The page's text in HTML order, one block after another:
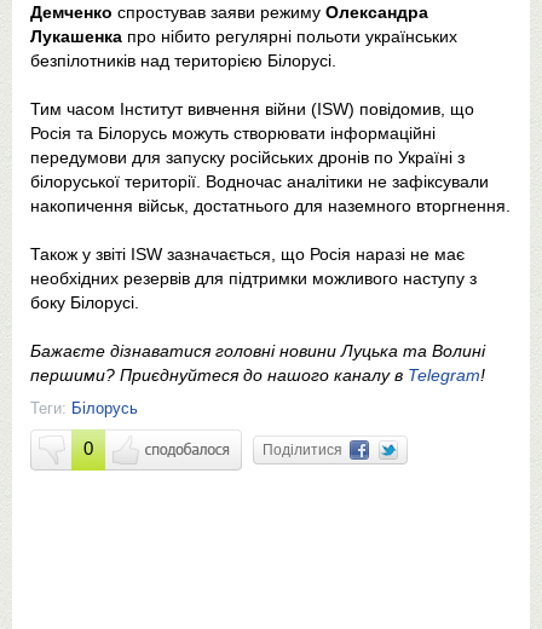
Демченко спростував заяви режиму Олександра
Лукашенка про нібито регулярні польоти українських
безпілотників над територією Білорусі.
Тим часом Інститут вивчення війни (ISW) повідомив, що
Росія та Білорусь можуть створювати інформаційні
передумови для запуску російських дронів по Україні з
білоруської території. Водночас аналітики не зафіксували
накопичення військ, достатнього для наземного вторгнення.
Також у звіті ISW зазначається, що Росія наразі не має
необхідних резервів для підтримки можливого наступу з
боку Білорусі.
Бажаєте дізнаватися головні новини Луцька та Волині
першими? Приєднуйтеся до нашого каналу в Telegram!
Теги: Білорусь
0 Поділитися